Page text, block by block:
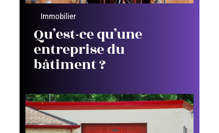
Immobilier
Qu’est-ce qu’une
entreprise du
bâtiment ?